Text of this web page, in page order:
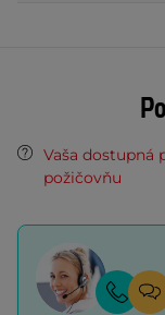
Vaša dostupná
požičovňu